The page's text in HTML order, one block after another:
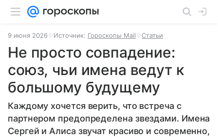
9 июня 2026 Источник: Гороскопы Mail Статьи
Не просто совпадение:
союз, чьи имена ведут к
большому будущему
Каждому хочется верить, что встреча с
партнером предопределена звездами. Имена
Сергей и Алиса звучат красиво и современно,